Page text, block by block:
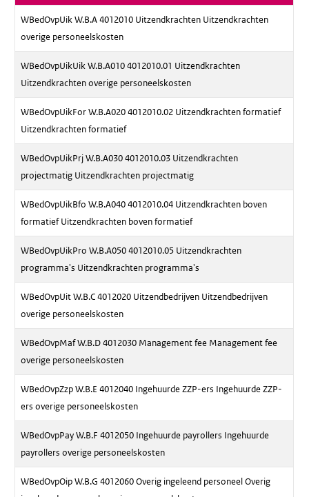
WBedOvpUik W.B.A 4012010 Uitzendkrachten Uitzendkrachten
overige personeelskosten
WBedOvpUikUik W.B.A010 4012010.01 Uitzendkrachten
Uitzendkrachten overige personeelskosten
WBedOvpUikFor W.B.A020 4012010.02 Uitzendkrachten formatief
Uitzendkrachten formatief
WBedOvpUikPrj W.B.A030 4012010.03 Uitzendkrachten
projectmatig Uitzendkrachten projectmatig
WBedOvpUikBfo W.B.A040 4012010.04 Uitzendkrachten boven
formatief Uitzendkrachten boven formatief
WBedOvpUikPro W.B.A050 4012010.05 Uitzendkrachten
programma's Uitzendkrachten programma's
WBedOvpUit W.B.C 4012020 Uitzendbedrijven Uitzendbedrijven
overige personeelskosten
WBedOvpMaf W.B.D 4012030 Management fee Management fee
overige personeelskosten
WBedOvpZzp W.B.E 4012040 Ingehuurde ZZP-ers Ingehuurde ZZP-
ers overige personeelskosten
WBedOvpPay W.B.F 4012050 Ingehuurde payrollers Ingehuurde
payrollers overige personeelskosten
WBedOvpOip W.B.G 4012060 Overig ingeleend personeel Overig